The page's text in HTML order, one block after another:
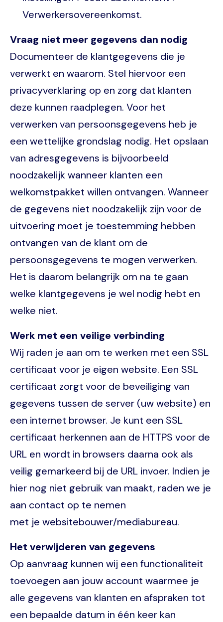
Verwerkersovereenkomst.
Vraag niet meer gegevens dan nodig
Documenteer de klantgegevens die je
verwerkt en waarom. Stel hiervoor een
privacyverklaring op en zorg dat klanten
deze kunnen raadplegen. Voor het
verwerken van persoonsgegevens heb je
een wettelijke grondslag nodig. Het opslaan
van adresgegevens is bijvoorbeeld
noodzakelijk wanneer klanten een
welkomstpakket willen ontvangen. Wanneer
de gegevens niet noodzakelijk zijn voor de
uitvoering moet je toestemming hebben
ontvangen van de klant om de
persoonsgegevens te mogen verwerken.
Het is daarom belangrijk om na te gaan
welke klantgegevens je wel nodig hebt en
welke niet.
Werk met een veilige verbinding
Wij raden je aan om te werken met een SSL
certificaat voor je eigen website. Een SSL
certificaat zorgt voor de beveiliging van
gegevens tussen de server (uw website) en
een internet browser. Je kunt een SSL
certificaat herkennen aan de HTTPS voor de
URL en wordt in browsers daarna ook als
veilig gemarkeerd bij de URL invoer. Indien je
hier nog niet gebruik van maakt, raden we je
aan contact op te nemen
met je websitebouwer/mediabureau.
Het verwijderen van gegevens
Op aanvraag kunnen wij een functionaliteit
toevoegen aan jouw account waarmee je
alle gegevens van klanten en afspraken tot
een bepaalde datum in één keer kan